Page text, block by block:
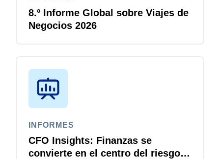
8.º Informe Global sobre Viajes de
Negocios 2026
INFORMES
CFO Insights: Finanzas se
convierte en el centro del riesgo